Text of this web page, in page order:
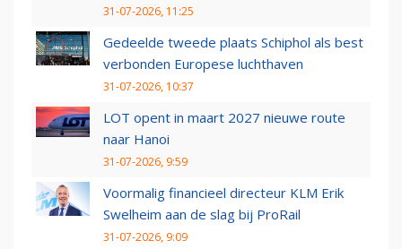
31-07-2026, 11:25
Gedeelde tweede plaats Schiphol als best
verbonden Europese luchthaven
31-07-2026, 10:37
LOT opent in maart 2027 nieuwe route
naar Hanoi
31-07-2026, 9:59
Voormalig financieel directeur KLM Erik
Swelheim aan de slag bij ProRail
31-07-2026, 9:09